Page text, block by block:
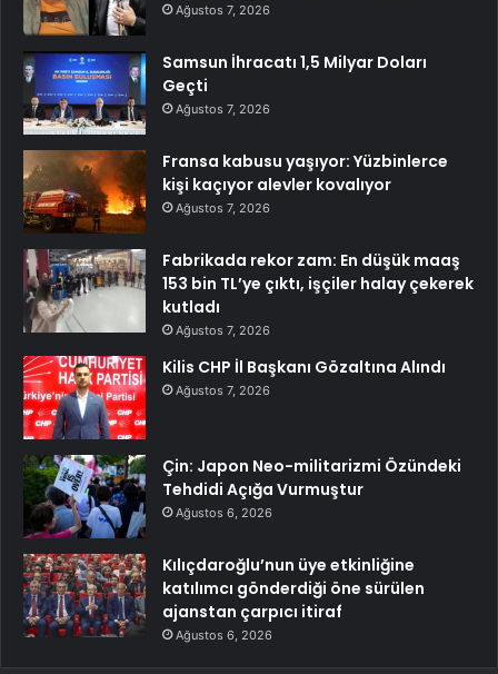
Ağustos 7, 2026
Samsun İhracatı 1,5 Milyar Doları
Geçti
Ağustos 7, 2026
Fransa kabusu yaşıyor: Yüzbinlerce
kişi kaçıyor alevler kovalıyor
Ağustos 7, 2026
Fabrikada rekor zam: En düşük maaş
153 bin TL’ye çıktı, işçiler halay çekerek
kutladı
Ağustos 7, 2026
Kilis CHP İl Başkanı Gözaltına Alındı
Ağustos 7, 2026
Çin: Japon Neo-militarizmi Özündeki
Tehdidi Açığa Vurmuştur
Ağustos 6, 2026
Kılıçdaroğlu’nun üye etkinliğine
katılımcı gönderdiği öne sürülen
ajanstan çarpıcı itiraf
Ağustos 6, 2026